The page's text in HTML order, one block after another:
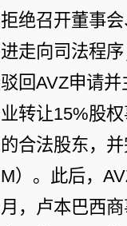
拒绝召开董事
进走向司法程
驳回AVZ申请
业转让15%股
的合法股东，
M）。此后，
月，卢本巴西